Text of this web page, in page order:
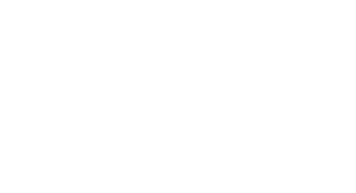
a visitar, clima, la pertinencia del tour
de incertidumbre… Ya en el aeropuerto